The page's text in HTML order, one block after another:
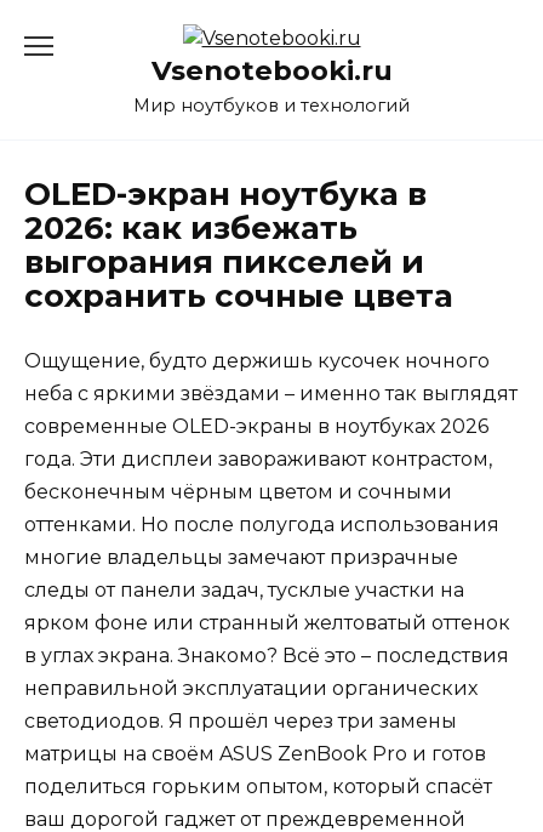
Vsenotebooki.ru
Мир ноутбуков и технологий
OLED-экран ноутбука в
2026: как избежать
выгорания пикселей и
сохранить сочные цвета
Ощущение, будто держишь кусочек ночного
неба с яркими звёздами – именно так выглядят
современные OLED-экраны в ноутбуках 2026
года. Эти дисплеи завораживают контрастом,
бесконечным чёрным цветом и сочными
оттенками. Но после полугода использования
многие владельцы замечают призрачные
следы от панели задач, тусклые участки на
ярком фоне или странный желтоватый оттенок
в углах экрана. Знакомо? Всё это – последствия
неправильной эксплуатации органических
светодиодов. Я прошёл через три замены
матрицы на своём ASUS ZenBook Pro и готов
поделиться горьким опытом, который спасёт
ваш дорогой гаджет от преждевременной